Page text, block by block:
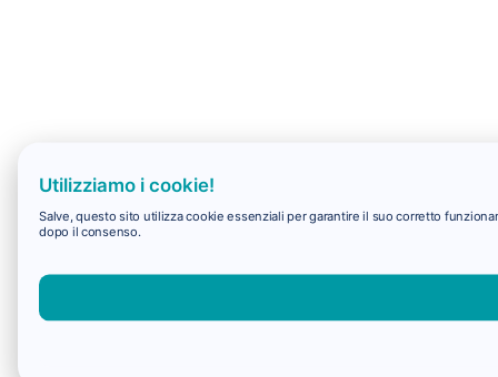
Utilizziamo i cookie!
Salve, questo sito utilizza cookie essenziali per garantire il suo corretto
dopo il consenso.